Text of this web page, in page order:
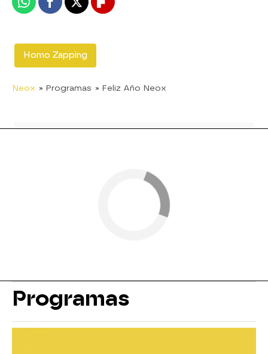
WhatsappFacebook
X Flipboard
Homo Zapping
Neox » Programas » Feliz Año Neox
Programas